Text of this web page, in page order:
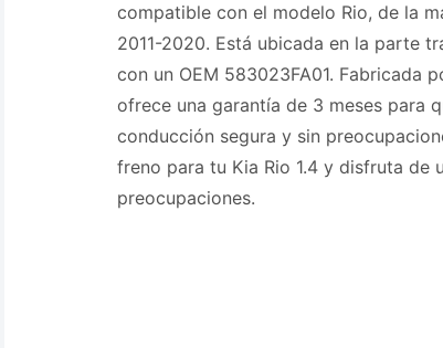
compatible con el modelo Rio, de la
2011-2020. Está ubicada en la parte
con un OEM 583023FA01. Fabricada
ofrece una garantía de 3 meses para
conducción segura y sin
freno para tu Kia Rio 1.4 y disfruta de
preocupaciones.